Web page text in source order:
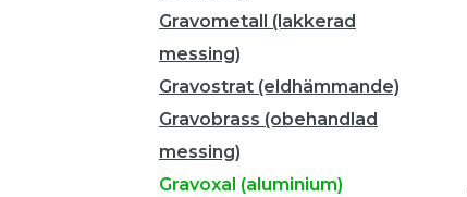
Gravometall (lakkerad
messing)
Gravostrat (eldhämmande)
Gravobrass (obehandlad
messing)
Gravoxal (aluminium)